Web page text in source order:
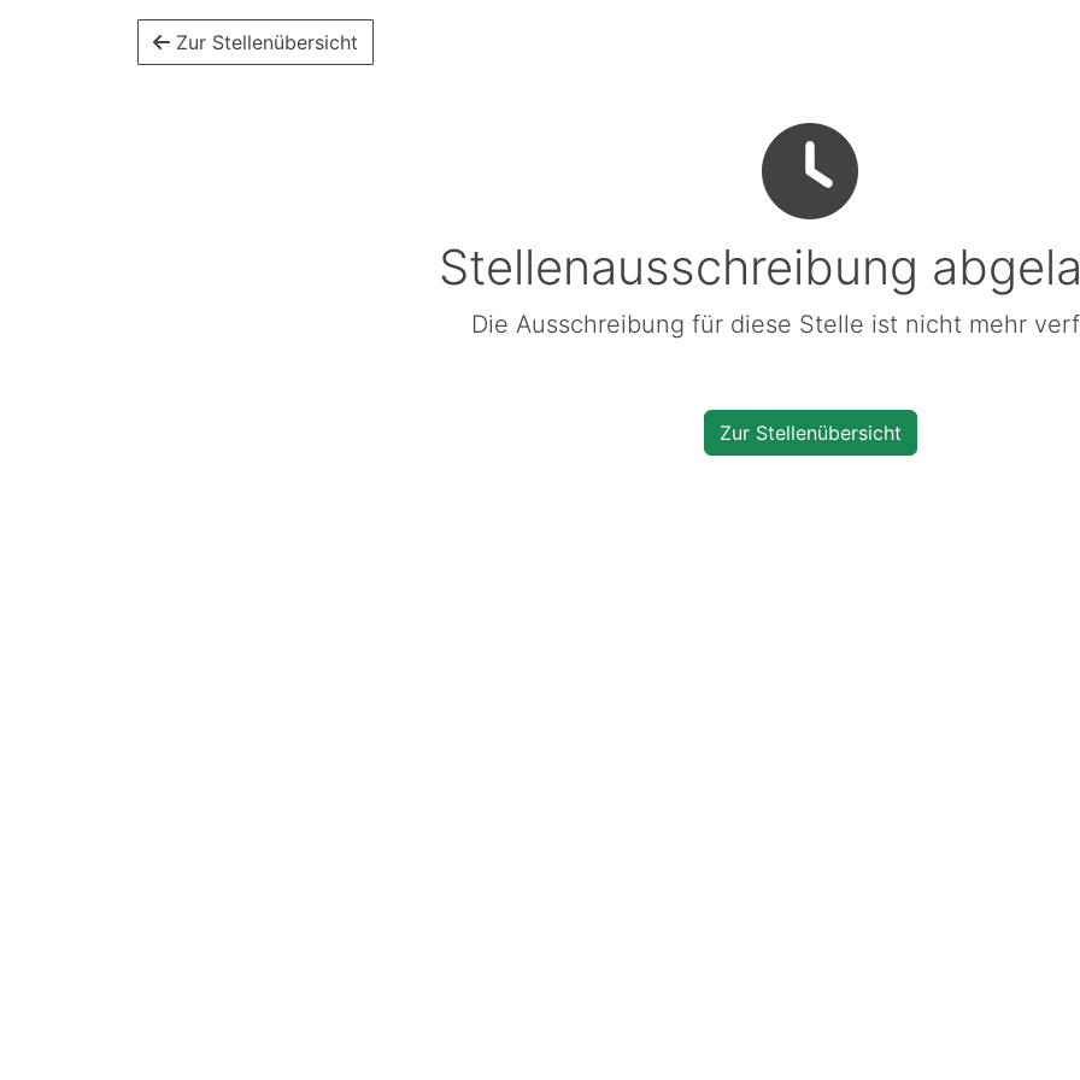
Zur Stellenübersicht
Stellenausschreibung
Die Ausschreibung für diese Stelle ist nicht mehr
Zur Stellenübersicht